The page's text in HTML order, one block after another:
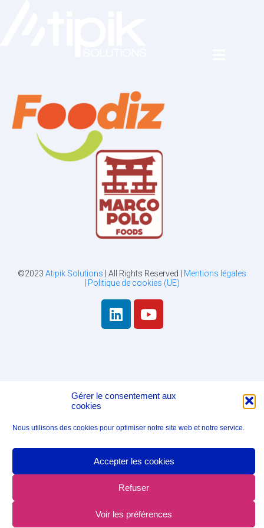
Gérer le consentement aux
cookies
Nous utilisons des cookies pour optimiser notre site web et notre service.
Accepter les cookies
Refuser
Voir les préférences
©2023 Atipik Solutions | All Rights Reserved | Mentions légales
Politique de cookies (UE)